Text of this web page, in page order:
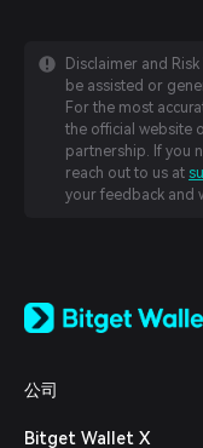
Disclaimer and
be assisted or
For the most
the official website
partnership. If you
reach out to us at
your feedback and
日本語
Español (Latinoamérica)
Italiano
公司
Bitget Wallet X